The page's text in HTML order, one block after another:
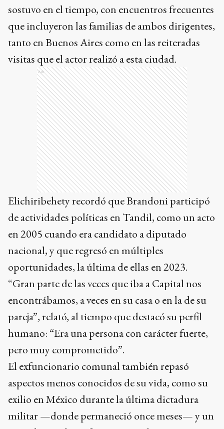
sostuvo en el tiempo, con encuentros frecuentes
que incluyeron las familias de ambos dirigentes,
tanto en Buenos Aires como en las reiteradas
visitas que el actor realizó a esta ciudad.
Ads
Elichiribehety recordó que Brandoni participó
de actividades políticas en Tandil, como un acto
en 2005 cuando era candidato a diputado
nacional, y que regresó en múltiples
oportunidades, la última de ellas en 2023.
“Gran parte de las veces que iba a Capital nos
encontrábamos, a veces en su casa o en la de su
pareja”, relató, al tiempo que destacó su perfil
humano: “Era una persona con carácter fuerte,
pero muy comprometido”.
El exfuncionario comunal también repasó
aspectos menos conocidos de su vida, como su
exilio en México durante la última dictadura
militar —donde permaneció once meses— y un